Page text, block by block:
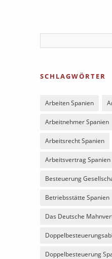
SCHLAGWÖRTER
Arbeiten Spanien
Arbeitnehmer Spanien
Arbeitsrecht Spanien
Arbeitsvertrag Spanien
Besteuerung
Betriebsstätte Spanien
Das Deutsche
Doppelbesteuerung